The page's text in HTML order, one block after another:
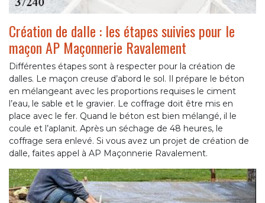
Création de dalle : les étapes suivies pour le
maçon AP Maçonnerie Ravalement
Différentes étapes sont à respecter pour la création de
dalles. Le maçon creuse d’abord le sol. Il prépare le béton
en mélangeant avec les proportions requises le ciment
l’eau, le sable et le gravier. Le coffrage doit être mis en
place avec le fer. Quand le béton est bien mélangé, il le
coule et l’aplanit. Après un séchage de 48 heures, le
coffrage sera enlevé. Si vous avez un projet de création de
dalle, faites appel à AP Maçonnerie Ravalement.